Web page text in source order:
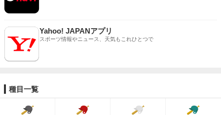
Yahoo! JAPANアプリ
スポーツ情報やニュース、天気もこれひとつで
種目一覧